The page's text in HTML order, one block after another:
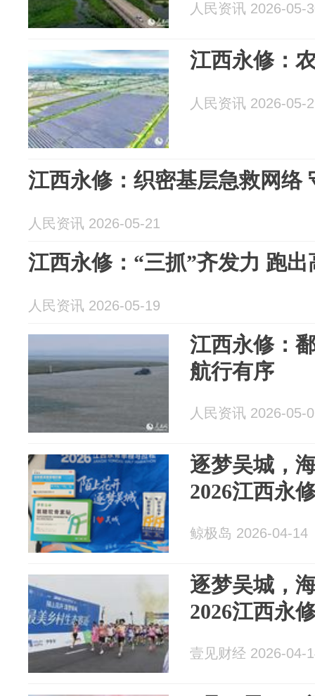
人民资讯 2026-05-
江西永修：
人民资讯 2026-05-
江西永修：织密基层急救网络
人民资讯 2026-05-21
江西永修：“三抓”齐发力 跑
人民资讯 2026-05-19
江西永修：
航行有序
人民资讯 2026-05-
逐梦吴城，
2026江西永
鲸极岛 2026-04-14
逐梦吴城，
2026江西永
壹见财经 2026-04-